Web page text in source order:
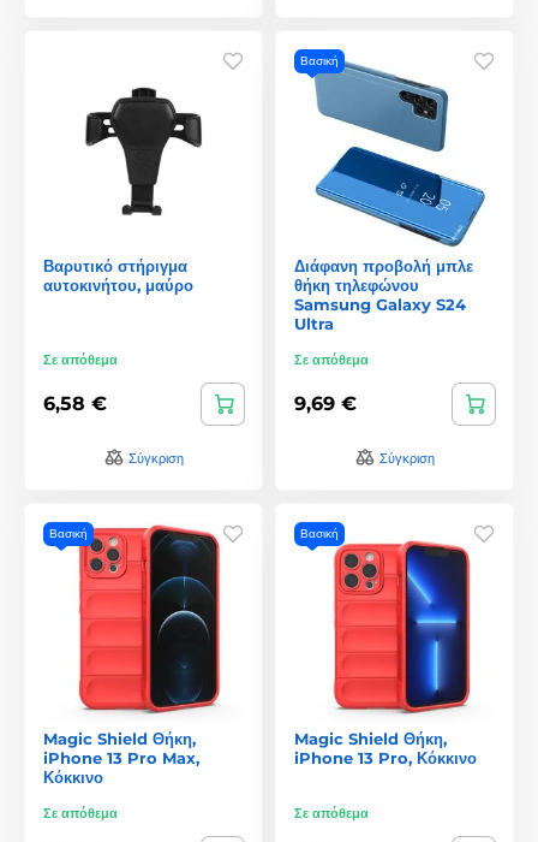
Βαρυτικό στήριγμα
αυτοκινήτου, μαύρο
Σε απόθεμα
6,58 €
Σύγκριση
Βασική
Διάφανη προβολή μπλε
θήκη τηλεφώνου
Samsung Galaxy S24
Ultra
Σε απόθεμα
9,69 €
Σύγκριση
Βασική
Magic Shield Θήκη,
iPhone 13 Pro Max,
Κόκκινο
Σε απόθεμα
Βασική
Magic Shield Θήκη,
iPhone 13 Pro, Κόκκινο
Σε απόθεμα